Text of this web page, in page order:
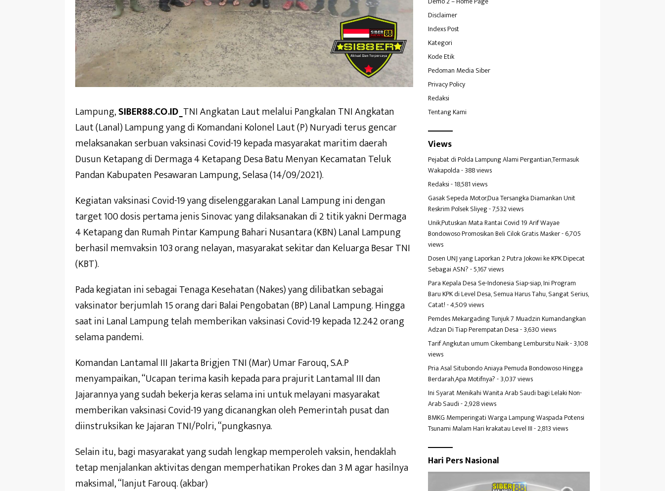
Lampung,SIBER88.CO.ID_TNI Angkatan Laut melalui Pangkalan TNI Angkatan
Laut (Lanal) Lampung yang di Komandani Kolonel Laut (P) Nuryadi terus gencar
melaksanakan serbuan vaksinasi Covid-19 kepada masyarakat maritim daerah
Dusun Ketapang di Dermaga 4 Ketapang Desa Batu Menyan Kecamatan Teluk
Pandan Kabupaten Pesawaran Lampung, Selasa (14/09/2021).
Kegiatan vaksinasi Covid-19 yang diselenggarakan Lanal Lampung ini dengan
target 100 dosis pertama jenis Sinovac yang dilaksanakan di 2 titik yakni Dermaga
4 Ketapang dan Rumah Pintar Kampung Bahari Nusantara (KBN) Lanal Lampung
berhasil memvaksin 103 orang nelayan, masyarakat sekitar dan Keluarga Besar TNI
(KBT).
Pada kegiatan ini sebagai Tenaga Kesehatan (Nakes) yang dilibatkan sebagai
vaksinator berjumlah 15 orang dari Balai Pengobatan (BP) Lanal Lampung. Hingga
saat ini Lanal Lampung telah memberikan vaksinasi Covid-19 kepada 12.242 orang
selama pandemi.
Komandan Lantamal III Jakarta Brigjen TNI (Mar) Umar Farouq, S.A.P
menyampaikan, “Ucapan terima kasih kepada para prajurit Lantamal III dan
Jajarannya yang sudah bekerja keras selama ini untuk melayani masyarakat
memberikan vaksinasi Covid-19 yang dicanangkan oleh Pemerintah pusat dan
diinstruksikan ke Jajaran TNI/Polri, “pungkasnya.
Selain itu, bagi masyarakat yang sudah lengkap memperoleh vaksin, hendaklah
tetap menjalankan aktivitas dengan memperhatikan Prokes dan 3 M agar hasilnya
maksimal, “lanjut Farouq. (akbar)
Disclaimer
Indexs Post
Kategori
Kode Etik
Pedoman Media Siber
Privacy Policy
Redaksi
Tentang Kami
Views
Pejabat di Polda Lampung Alami Pergantian,Termasuk
Wakapolda- 388 views
Redaksi- 18,581 views
Gasak Sepeda Motor,Dua Tersangka Diamankan Unit
Reskrim Polsek Sliyeg- 7,532 views
Unik,Putuskan Mata Rantai Covid 19 Arif Wayae
Bondowoso Promosikan Beli Cilok Gratis Masker- 6,705
views
Dosen UNJ yang Laporkan 2 Putra Jokowi ke KPK Dipecat
Sebagai ASN?- 5,167 views
Para Kepala Desa Se-Indonesia Siap-siap, Ini Program
Baru KPK di Level Desa, Semua Harus Tahu, Sangat Serius,
Catat!- 4,509 views
Pemdes Mekargading Tunjuk 7 Muadzin Kumandangkan
Adzan Di Tiap Perempatan Desa- 3,630 views
Tarif Angkutan umum Cikembang Lembursitu Naik- 3,108
views
Pria Asal Situbondo Aniaya Pemuda Bondowoso Hingga
Berdarah,Apa Motifnya?- 3,037 views
Ini Syarat Menikahi Wanita Arab Saudi bagi Lelaki Non-
Arab Saudi- 2,928 views
BMKG Memperingati Warga Lampung Waspada Potensi
Tsunami Malam Hari krakatau Level III- 2,813 views
Hari Pers Nasional